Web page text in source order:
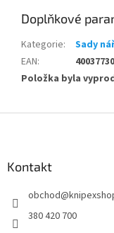
Doplňkové
Kategorie:
Sady
EAN:
Položka byla
Kontakt
obchod@
380 420 700